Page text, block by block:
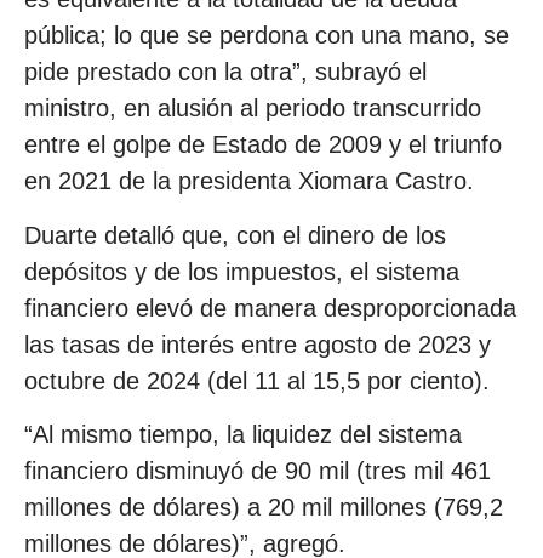
pública; lo que se perdona con una mano, se
pide prestado con la otra”, subrayó el
ministro, en alusión al periodo transcurrido
entre el golpe de Estado de 2009 y el triunfo
en 2021 de la presidenta Xiomara Castro.
Duarte detalló que, con el dinero de los
depósitos y de los impuestos, el sistema
financiero elevó de manera desproporcionada
las tasas de interés entre agosto de 2023 y
octubre de 2024 (del 11 al 15,5 por ciento).
“Al mismo tiempo, la liquidez del sistema
financiero disminuyó de 90 mil (tres mil 461
millones de dólares) a 20 mil millones (769,2
millones de dólares)”, agregó.